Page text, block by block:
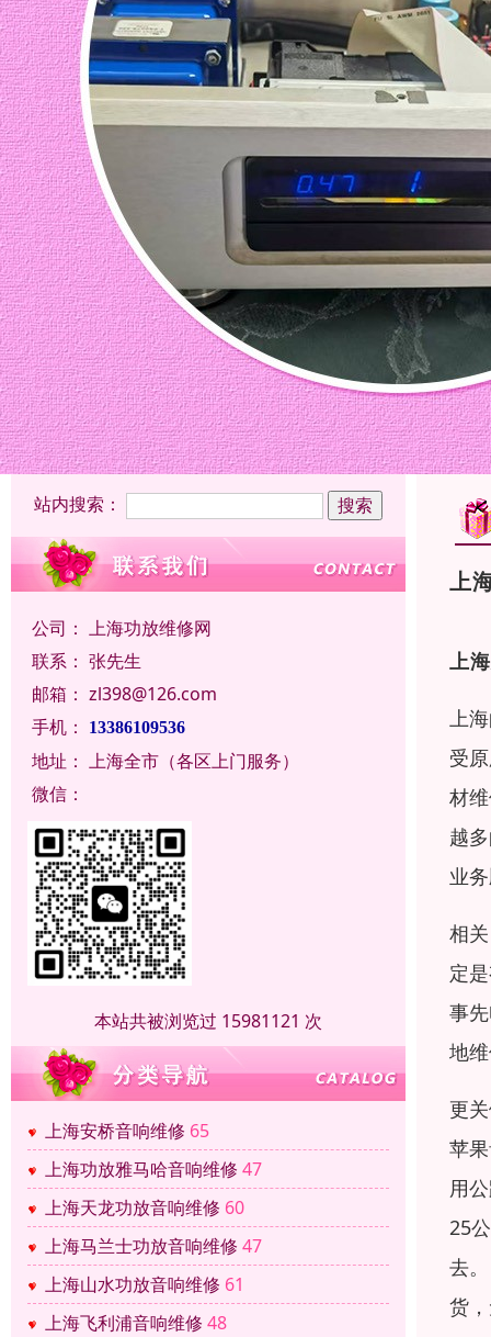
站内搜索：
公司： 上海功放维修网
联系： 张先生
邮箱： zl398@126.com
手机：
13386109536
地址： 上海全市（各区上门服务）
微信：
本站共被浏览过 15981121 次
上海安桥音响维修 65
上海功放雅马哈音响维修 47
上海天龙功放音响维修 60
上海马兰士功放音响维修 47
上海山水功放音响维修 61
上海飞利浦音响维修 48
上
上
上
受
材
越
业
相
定
事
地
更
苹
用
25
去
货